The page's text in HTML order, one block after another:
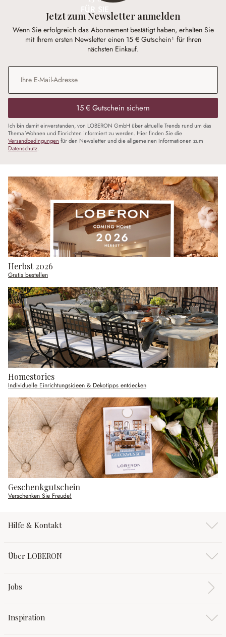
Jetzt zum Newsletter anmelden
Wenn Sie erfolgreich das Abonnement bestätigt haben, erhalten Sie
mit Ihrem ersten Newsletter einen 15 € Gutschein¹ für Ihren
nächsten Einkauf.
E-Mail-Adresse
15 € Gutschein sichern
Ich bin damit einverstanden, von LOBERON GmbH über aktuelle Trends rund um das
Thema Wohnen und Einrichten informiert zu werden. Hier finden Sie die
Versandbedingungen für den Newsletter und die allgemeinen Informationen zum
Datenschutz.
Herbst 2026
Gratis bestellen
Homestories
Individuelle Einrichtungsideen & Dekotipps entdecken
Geschenkgutschein
Verschenken Sie Freude!
Hilfe & Kontakt
Über LOBERON
Jobs
Inspiration